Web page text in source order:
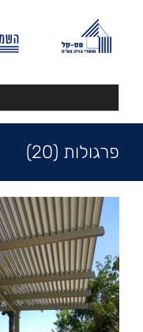
content
פרגולות (20)